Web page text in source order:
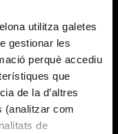
utilitza galetes
gestionar les
perquè accediu
que
de la d’altres
(analitzar com
de